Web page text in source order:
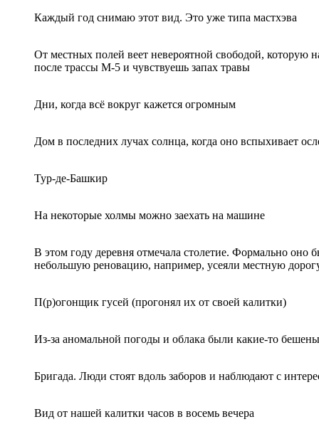
Каждый год снимаю этот вид. Это уже типа мастхэва
От местных полей веет невероятной свободой, которую
после трассы М-5 и чувствуешь запах травы
Дни, когда всё вокруг кажется огромным
Дом в последних лучах солнца, когда оно вспыхивает
Тур-де-Башкир
На некоторые холмы можно заехать на машине
В этом году деревня отмечала столетие. Формально оно
небольшую реновацию, например, усеяли местную
П(р)огонщик гусей (прогонял их от своей калитки)
Из-за аномальной погоды и облака были какие-то
Бригада. Люди стоят вдоль заборов и наблюдают с
Вид от нашей калитки часов в восемь вечера